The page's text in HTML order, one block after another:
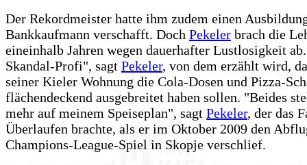
Der Rekordmeister hatte ihm zudem einen
Bankkaufmann verschafft. Doch Pekeler brach die
eineinhalb Jahren wegen dauerhafter Lustlosigkeit
Skandal-Profi", sagt Pekeler, von dem erzählt wird,
seiner Kieler Wohnung die Cola-Dosen und Pizza-
flächendeckend ausgebreitet haben sollen. "Beides
mehr auf meinem Speiseplan", sagt Pekeler, der das
Überlaufen brachte, als er im Oktober 2009 den
Champions-League-Spiel in Skopje verschlief.